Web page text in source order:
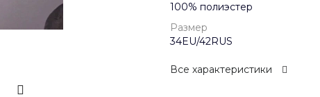
100% полиэстер
Размер
34EU/42RUS
Все характеристики